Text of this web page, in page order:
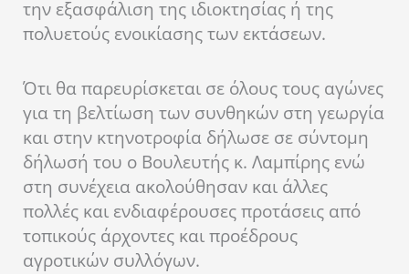
την εξασφάλιση της ιδιοκτησίας ή της
πολυετούς ενοικίασης των εκτάσεων.
Ότι θα παρευρίσκεται σε όλους τους αγώνες
για τη βελτίωση των συνθηκών στη γεωργία
και στην κτηνοτροφία δήλωσε σε σύντομη
δήλωσή του ο Βουλευτής κ. Λαμπίρης ενώ
στη συνέχεια ακολούθησαν και άλλες
πολλές και ενδιαφέρουσες προτάσεις από
τοπικούς άρχοντες και προέδρους
αγροτικών συλλόγων.